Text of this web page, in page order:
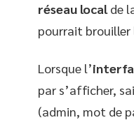
réseau localde
pourrait brouiller
Lorsque l’
par s’afficher,
(admin, mot de